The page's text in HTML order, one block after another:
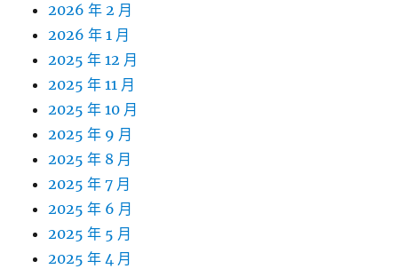
2026 年 2 月
2026 年 1 月
2025 年 12 月
2025 年 11 月
2025 年 10 月
2025 年 9 月
2025 年 8 月
2025 年 7 月
2025 年 6 月
2025 年 5 月
2025 年 4 月